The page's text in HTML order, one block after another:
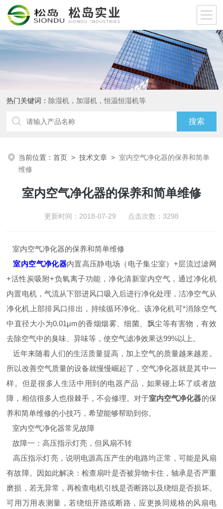
热门关键词： 除湿机，加湿机，恒温恒湿机等
当前位置：首页 >技术文章 >室内空气净化器的保养和简单
维修
室内空气净化器的保养和简单维修
更新时间：2018-07-29 点击次数：3298
室内空气净化器的保养和简单维修
室内空气净化器内置高压静电场（电子集尘室）+层流过滤网
+活性炭吸附+负氧离子功能，净化清新室内空气，通过净化机
内置电机，气流从下部进风口吸入后进行净化处理，洁净空气从
净化机上部排风口排出，持续循环净化。该净化机可*消除空气
中直径大小为0.01μm的香烟烟雾、细菌、飘尘等有害物，有效
去除空气中的臭味、异味等，使空气滤净效果达99%以上。
近年来随着人们的生活质量提高，加上空气的质量越来越差。
所以改善空气质量的设备就慢慢崛起了，空气净化器就是其中一
样。但是很多人生活中用到的电器产品，如果碰上坏了或者故
障，相信很多人也很棘手，不会修理。对于室内空气净化器的保
养和简单维修的小技巧，希望能够帮助到你。
室内空气净化器常见故障
故障一：高压指示灯亮，但风扇不转
高压指示灯亮，说明电源高压产生的电路均正常，可能是风扇
有故障。因如此解决：检查扇叶是否被异物卡住，轴承是否严重
磨损，若无异常，再检查电机引线是否断路以及绕组是否损坏。
可用万用表测量，若绕组开路或断路，应更换同规格的风扇电